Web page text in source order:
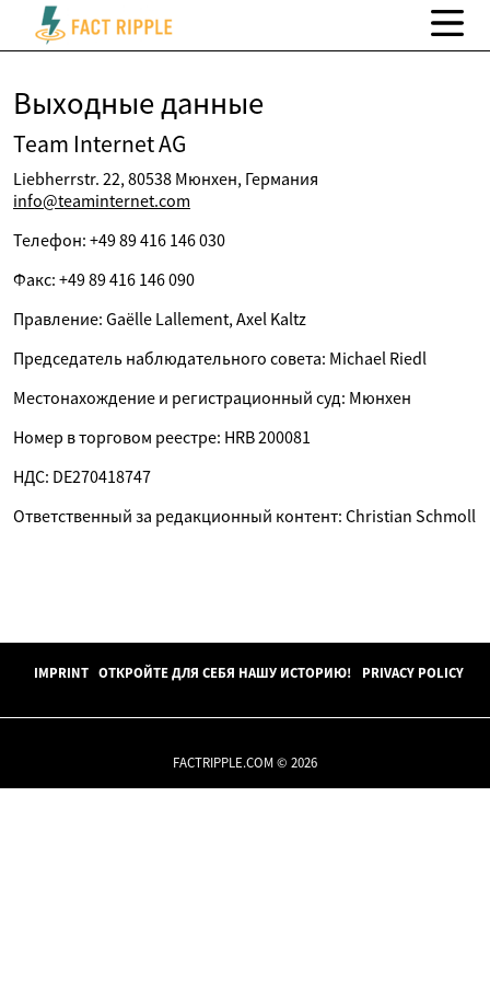
Выходные данные
Team Internet AG
Liebherrstr. 22, 80538 Мюнхен, Германия
info@teaminternet.com
Телефон: +49 89 416 146 030
Факс: +49 89 416 146 090
Правление: Gaëlle Lallement, Axel Kaltz
Председатель наблюдательного совета: Michael Riedl
Местонахождение и регистрационный суд: Мюнхен
Номер в торговом реестре: HRB 200081
НДС: DE270418747
Ответственный за редакционный контент: Christian Schmoll
IMPRINT ОТКРОЙТЕ ДЛЯ СЕБЯ НАШУ ИСТОРИЮ! PRIVACY POLICY
FACTRIPPLE.COM © 2026